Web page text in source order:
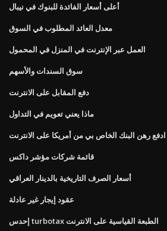
أعلى أسعار الفائدة للبنوك في نيبال
معدل العائد المطلوب في السوق
العمل عبر الإنترنت في المنزل في المحمول
سوق السندات والأسهم
دفع المقابل على الانترنت
ماذا يعني تعويم في التداول
رهن البنك الخاص بي من أمريكا على الانترنت
قائمة شركات مؤشر داكس
أسعار الصرف التاريخية بالدينار العراقي
عقود إيجار غير عادلة
إحدس turbotax الطبعة القياسية على الانترنت